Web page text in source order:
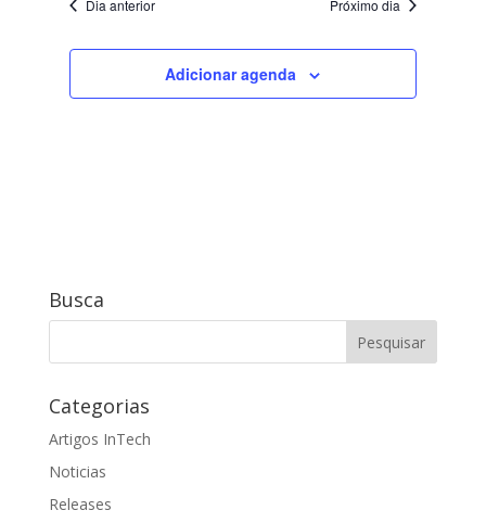
data.Dia anterior Próximo dia
Adicionar agenda
Busca
Categorias
Artigos InTech
Noticias
Releases